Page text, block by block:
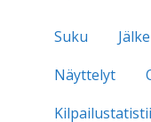
Suku
Näyttelyt